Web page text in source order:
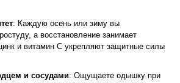
: Каждую осень или зиму вы
а восстановление занимает
и витамин С укрепляют защитные силы
и сосудами: Ощущаете одышку при